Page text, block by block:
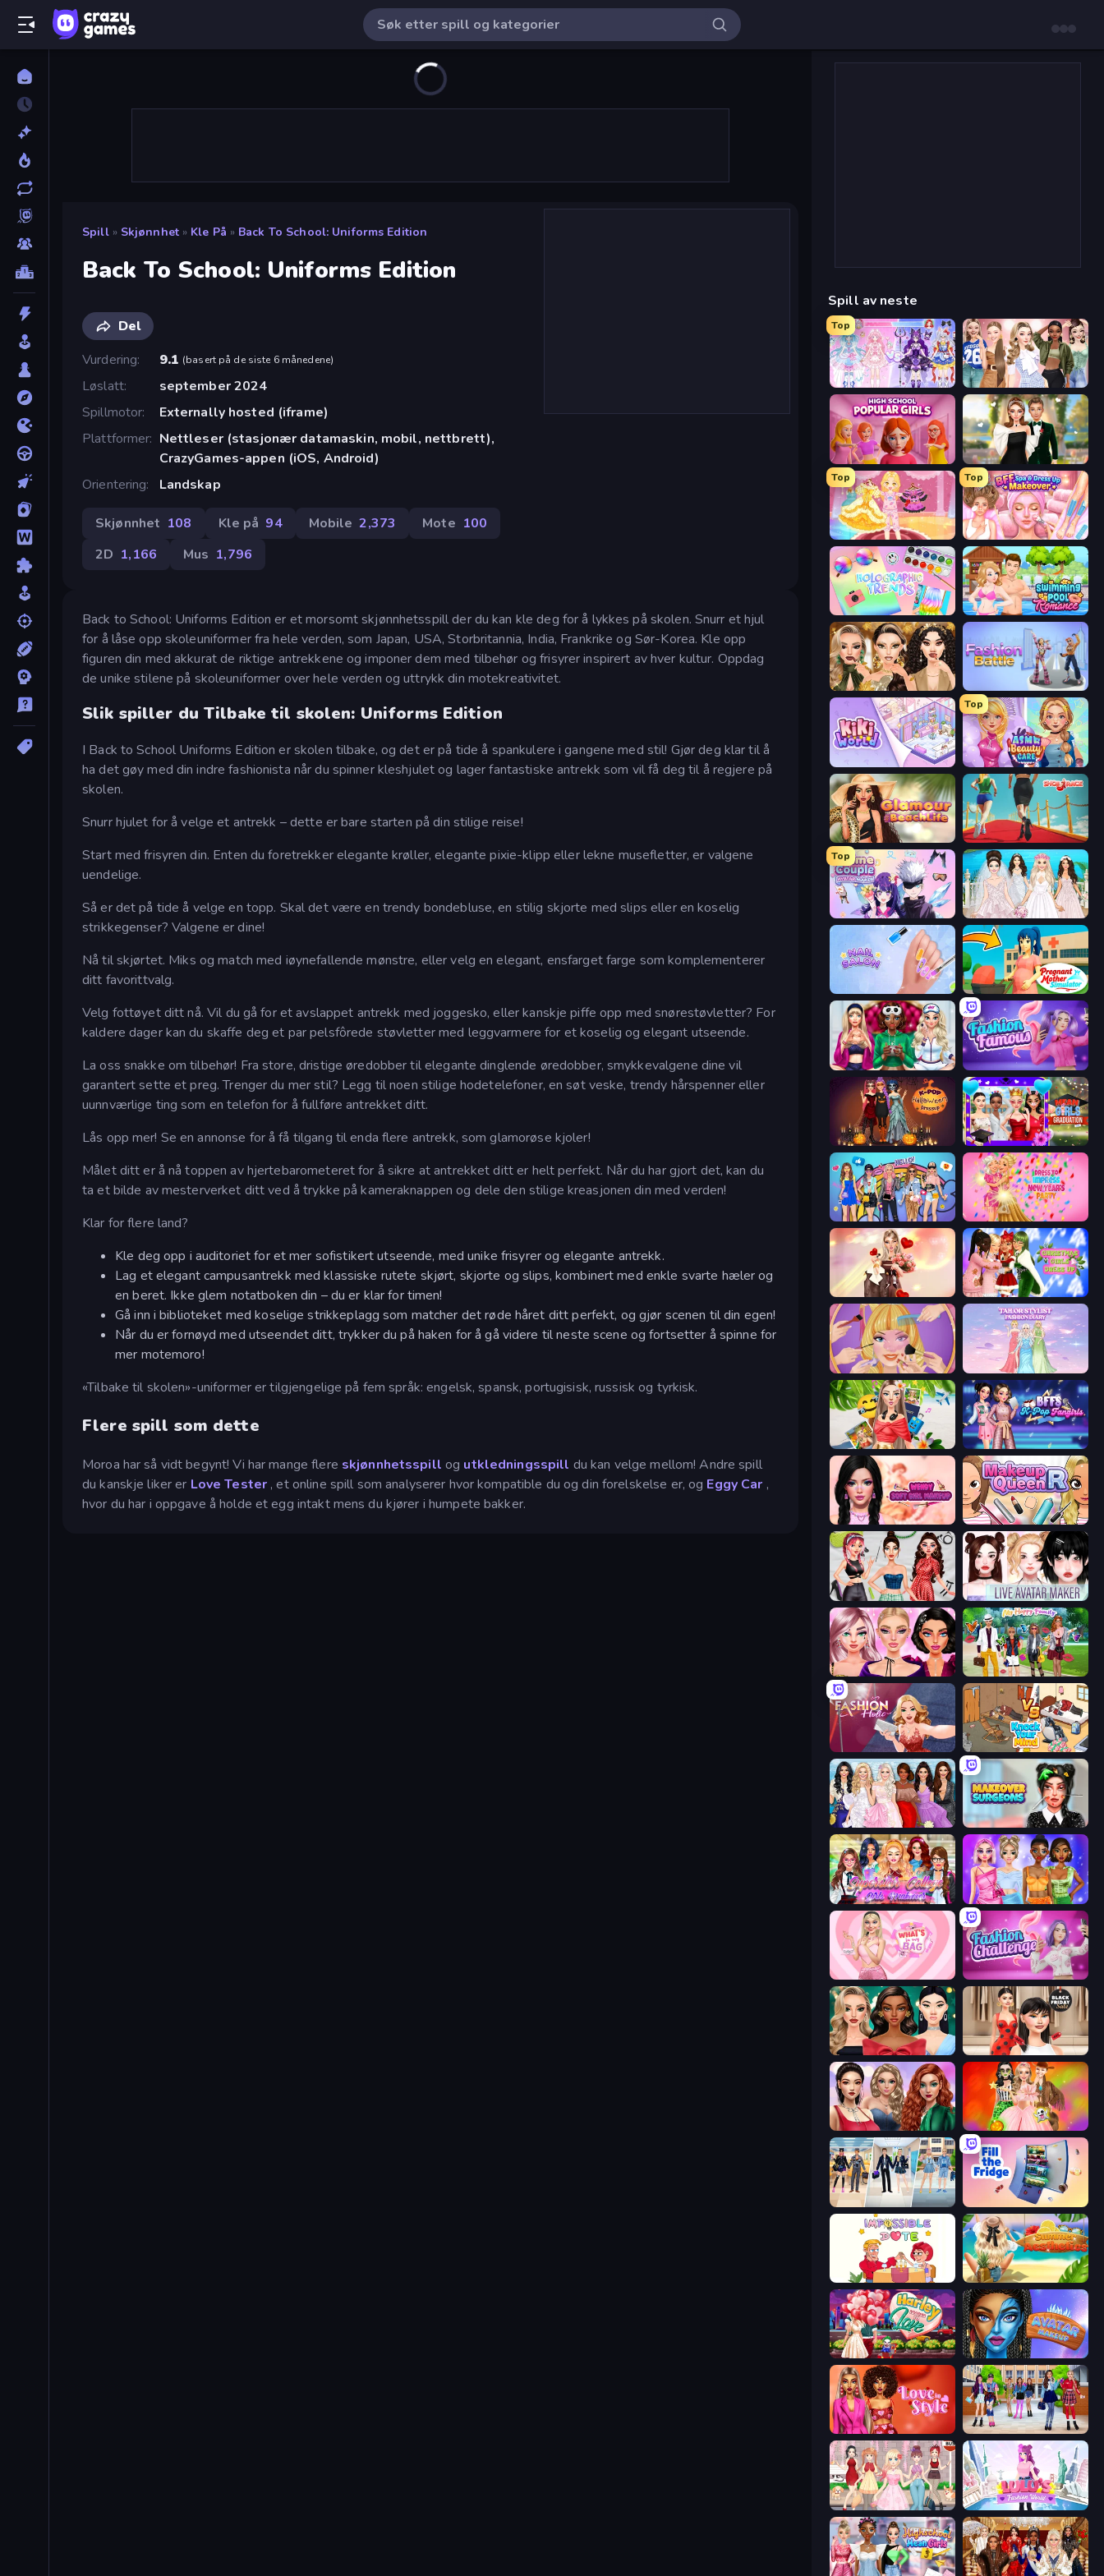
Spill » Skjønnhet » Kle På » Back To School: Uniforms Edition
Back To School: Uniforms Edition
Del
Vurdering
9.1 (basert på de siste 6 månedene)
Løslatt
september 2024
Spillmotor
Externally hosted (iframe)
Plattformer Nettleser (stasjonær datamaskin, mobil, nettbrett),
CrazyGames-appen (iOS, Android)
Orientering
Landskap
Skjønnhet 108 Kle på 94 Mobile 2,373 Mote 100
2D 1,166 Mus 1,796
Back to School: Uniforms Edition er et morsomt skjønnhetsspill der du kan kle deg for å lykkes på skolen. Snurr et hjul
for å låse opp skoleuniformer fra hele verden, som Japan, USA, Storbritannia, India, Frankrike og Sør-Korea. Kle opp
figuren din med akkurat de riktige antrekkene og imponer dem med tilbehør og frisyrer inspirert av hver kultur. Oppdag
de unike stilene på skoleuniformer over hele verden og uttrykk din motekreativitet.
Slik spiller du Tilbake til skolen: Uniforms Edition
I Back to School Uniforms Edition er skolen tilbake, og det er på tide å spankulere i gangene med stil! Gjør deg klar til å
ha det gøy med din indre fashionista når du spinner kleshjulet og lager fantastiske antrekk som vil få deg til å regjere på
skolen.
Snurr hjulet for å velge et antrekk – dette er bare starten på din stilige reise!
Start med frisyren din. Enten du foretrekker elegante krøller, elegante pixie-klipp eller lekne musefletter, er valgene
uendelige.
Så er det på tide å velge en topp. Skal det være en trendy bondebluse, en stilig skjorte med slips eller en koselig
strikkegenser? Valgene er dine!
Nå til skjørtet. Miks og match med iøynefallende mønstre, eller velg en elegant, ensfarget farge som komplementerer
ditt favorittvalg.
Velg fottøyet ditt nå. Vil du gå for et avslappet antrekk med joggesko, eller kanskje piffe opp med snørestøvletter? For
kaldere dager kan du skaffe deg et par pelsfôrede støvletter med leggvarmere for et koselig og elegant utseende.
La oss snakke om tilbehør! Fra store, dristige øredobber til elegante dinglende øredobber, smykkevalgene dine vil
garantert sette et preg. Trenger du mer stil? Legg til noen stilige hodetelefoner, en søt veske, trendy hårspenner eller
uunnværlige ting som en telefon for å fullføre antrekket ditt.
Lås opp mer! Se en annonse for å få tilgang til enda flere antrekk, som glamorøse kjoler!
Målet ditt er å nå toppen av hjertebarometeret for å sikre at antrekket ditt er helt perfekt. Når du har gjort det, kan du
ta et bilde av mesterverket ditt ved å trykke på kameraknappen og dele den stilige kreasjonen din med verden!
Klar for flere land?
Kle deg opp i auditoriet for et mer sofistikert utseende, med unike frisyrer og elegante antrekk.
Lag et elegant campusantrekk med klassiske rutete skjørt, skjorte og slips, kombinert med enkle svarte hæler og
en beret. Ikke glem notatboken din – du er klar for timen!
Gå inn i biblioteket med koselige strikkeplagg som matcher det røde håret ditt perfekt, og gjør scenen til din egen!
Når du er fornøyd med utseendet ditt, trykker du på haken for å gå videre til neste scene og fortsetter å spinne for
mer motemoro!
«Tilbake til skolen»-uniformer er tilgjengelige på fem språk: engelsk, spansk, portugisisk, russisk og tyrkisk.
Flere spill som dette
Moroa har så vidt begynt! Vi har mange flere skjønnhetsspill og utkledningsspill du kan velge mellom! Andre spill
du kanskje liker er Love Tester , et online spill som analyserer hvor kompatible du og din forelskelse er, og Eggy Car ,
hvor du har i oppgave å holde et egg intakt mens du kjører i humpete bakker.
Spill av neste
Top
Idol Livestream: Fashion Game Fashion Week 2025
Valentine's Day Proposal
Top
Royal Glow Princess Makeover
Top
BFF Makeover - Spa & Dress Up
Holographic Trends Swimming Pool Romance
Autumn Glam Gala Fashion Battle
KiKi World
Top
ASMR Beauty Care
Glamour Beach Life Shoe Race
Top
Anime Couple: Avatar Maker Model Wedding
Nail Salon Pregnant Mother Simulator
BFFs Luxury Loungewear Fashion Famous
Mean Girls Graduation Day
College Girls Team Makeover Dress To Impress: New Year's Party
GRWM Date Night Christmas Girls Dress Up
Extreme Makeover Tailor Stylist: Fashion Diary
Travel with Me: ASMR Edition BFFs K-Pop Fangirls
Wendy Soft Girl Makeup Make Up Queen R
Brat Girl Summer Live Avatar Maker: Girls
New Year Makeup Trends Superstar Family Dress Up
Fashion Holic Knock Your Mind
Model Dress Up Girl Makeover Surgeons
Superstar College Girls Makeover Monochrome Looks
What's In My Bag Fashion Challenge: Catwalk Run
New Year's Eve Makeup Shopaholic Black Friday
Colored Denim Trends Iconic Halloween Costumes
College Girl & Boy Makeover Fill The Fridge
Impossible Date Summer Aesthetics
Harley Learns To Love Avatar Make Up
Love In Style High School BFFs: Girls Team
Anime Girls Dress Up Games Lulu's Fashion World